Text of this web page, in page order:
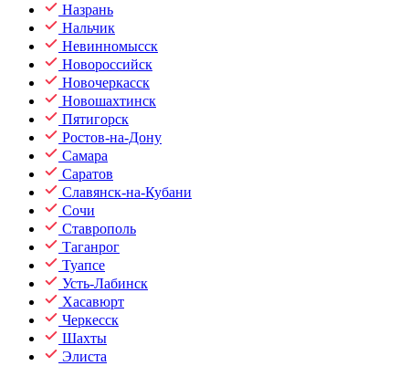
Назрань
Нальчик
Невинномысск
Новороссийск
Новочеркасск
Новошахтинск
Пятигорск
Ростов-на-Дону
Самара
Саратов
Славянск-на-Кубани
Сочи
Ставрополь
Таганрог
Туапсе
Усть-Лабинск
Хасавюрт
Черкесск
Шахты
Элиста